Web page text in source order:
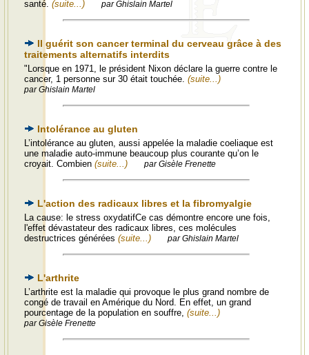
santé. (suite...) par Ghislain Martel
Il guérit son cancer terminal du cerveau grâce à des
traitements alternatifs interdits
"Lorsque en 1971, le président Nixon déclare la guerre contre le
cancer, 1 personne sur 30 était touchée. (suite...)
par Ghislain Martel
Intolérance au gluten
L’intolérance au gluten, aussi appelée la maladie coeliaque est
une maladie auto-immune beaucoup plus courante qu’on le
croyait. Combien (suite...) par Gisèle Frenette
L'action des radicaux libres et la fibromyalgie
La cause: le stress oxydatifCe cas démontre encore une fois,
l'effet dévastateur des radicaux libres, ces molécules
destructrices générées (suite...) par Ghislain Martel
L'arthrite
L’arthrite est la maladie qui provoque le plus grand nombre de
congé de travail en Amérique du Nord. En effet, un grand
pourcentage de la population en souffre, (suite...)
par Gisèle Frenette